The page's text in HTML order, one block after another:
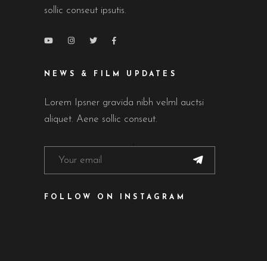
sollic conseut ipsutis.
NEWS & FILM UPDATES
Lorem Ipsner gravida nibh velml auctsi
aliquet. Aene sollic conseut.
FOLLOW ON INSTAGRAM